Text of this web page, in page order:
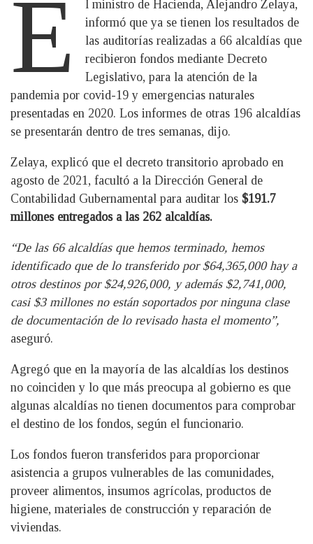
E
l ministro de Hacienda, Alejandro Zelaya,
informó que ya se tienen los resultados de
las auditorías realizadas a 66 alcaldías que
recibieron fondos mediante Decreto
Legislativo, para la atención de la
pandemia por covid-19 y emergencias naturales
presentadas en 2020. Los informes de otras 196 alcaldías
se presentarán dentro de tres semanas, dijo.
Zelaya, explicó que el decreto transitorio aprobado en
agosto de 2021, facultó a la Dirección General de
Contabilidad Gubernamental para auditar los $191.7
millones entregados a las 262 alcaldías.
“De las 66 alcaldías que hemos terminado, hemos
identificado que de lo transferido por $64,365,000 hay a
otros destinos por $24,926,000, y además $2,741,000,
casi $3 millones no están soportados por ninguna clase
de documentación de lo revisado hasta el momento”,
aseguró.
Agregó que en la mayoría de las alcaldías los destinos
no coinciden y lo que más preocupa al gobierno es que
algunas alcaldías no tienen documentos para comprobar
el destino de los fondos, según el funcionario.
Los fondos fueron transferidos para proporcionar
asistencia a grupos vulnerables de las comunidades,
proveer alimentos, insumos agrícolas, productos de
higiene, materiales de construcción y reparación de
viviendas.